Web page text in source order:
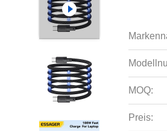
MOQ:
Preis: